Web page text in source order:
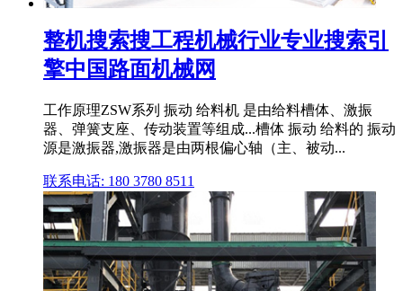
整机搜索搜工程机械行业专业搜索引
擎中国路面机械网
工作原理ZSW系列 振动 给料机 是由给料槽体、激振
器、弹簧支座、传动装置等组成...槽体 振动 给料的 振动
源是激振器,激振器是由两根偏心轴（主、被动...
联系电话: 180 3780 8511